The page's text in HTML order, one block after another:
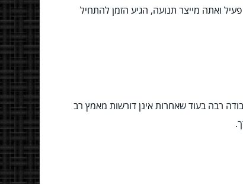
ואתה מייצר תנועה, הגיע הזמן להתחיל
רבה בעוד שאחרות אינן דורשות מאמץ רב